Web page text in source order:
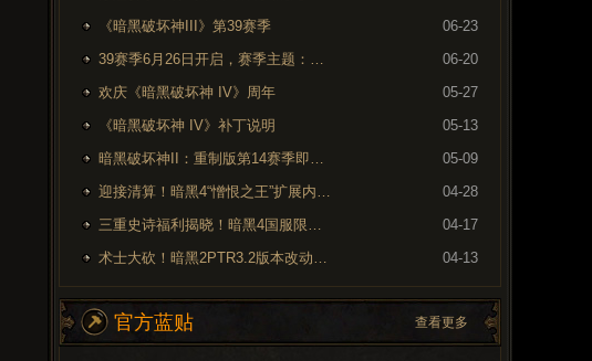
《暗黑破坏神III》第39赛季
06-23
39赛季6月26日开启，赛季主题：奈非天之影
06-20
欢庆《暗黑破坏神 IV》周年
05-27
《暗黑破坏神 IV》补丁说明
05-13
暗黑破坏神II：重制版第14赛季即将到来
05-09
迎接清算！暗黑4“憎恨之王”扩展内容现已上线
04-28
三重史诗福利揭晓！暗黑4国服限时免费现已开启
04-17
术士大砍！暗黑2PTR3.2版本改动内容预览
04-13
官方蓝贴 查看更多